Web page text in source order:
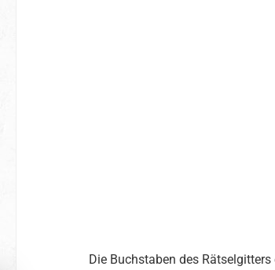
Die Buchstaben des